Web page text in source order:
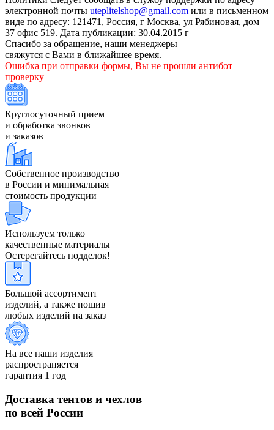
электронной почты uteplitelshop@gmail.com или в письменном
виде по адресу: 121471, Россия, г Москва, ул Рябиновая, дом
37 офис 519. Дата публикации: 30.04.2015 г
Спасибо за обращение, наши менеджеры
свяжутся с Вами в ближайшее время.
Ошибка при отправки формы, Вы не прошли антибот
проверку
Круглосуточный прием
и обработка звонков
и заказов
Собственное производство
в России и минимальная
стоимость продукции
Используем только
качественные материалы
Остерегайтесь подделок!
Большой ассортимент
изделий, а также пошив
любых изделий на заказ
На все наши изделия
распространяется
гарантия 1 год
Доставка тентов и чехлов
по всей России